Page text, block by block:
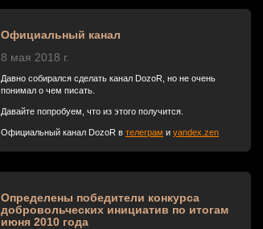
Официальный канал
8 мая 2018 г.
Давно собирался сделать канал DozoR, но не очень
понимал о чем писать.
Давайте попробуем, что из этого получится.
Официальный канал DozoR в телеграм и yandex.zen
Определены победители конкурса
добровольческих инициатив по итогам
июня 2010 года